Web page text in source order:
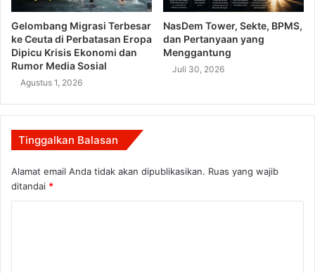
Gelombang Migrasi Terbesar
ke Ceuta di Perbatasan Eropa
Dipicu Krisis Ekonomi dan
Rumor Media Sosial
Agustus 1, 2026
NasDem Tower, Sekte, BPMS,
dan Pertanyaan yang
Menggantung
Juli 30, 2026
Tinggalkan Balasan
Alamat email Anda tidak akan dipublikasikan. Ruas yang wajib
ditandai *